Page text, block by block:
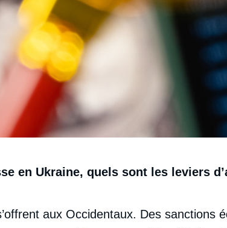
en Ukraine, quels sont les leviers
aux Occidentaux. Des sanctions